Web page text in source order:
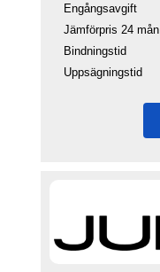
Engångsavgift
Jämförpris 24 mån
Bindningstid
Uppsägningstid